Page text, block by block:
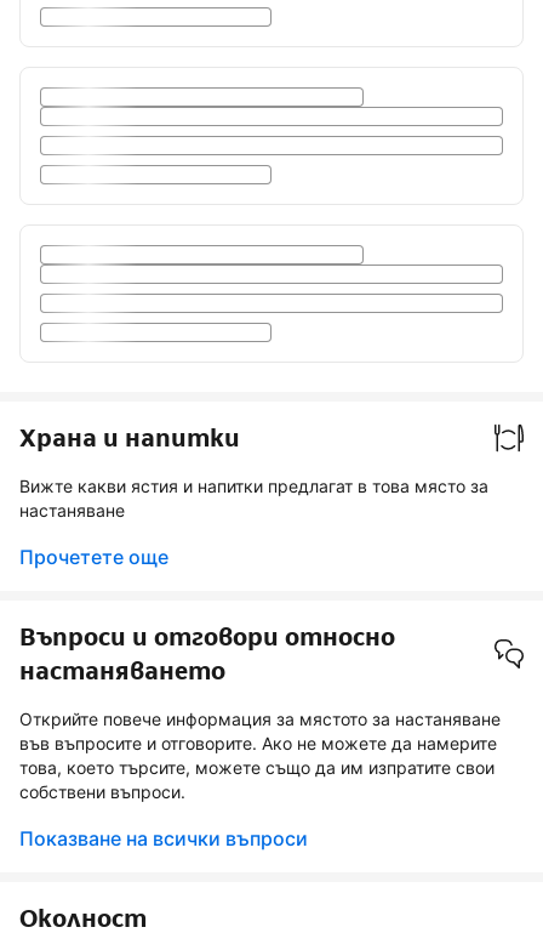
Храна и напитки
Вижте какви ястия и напитки предлагат в това място за
настаняване
Прочетете още
Въпроси и отговори относно
настаняването
Открийте повече информация за мястото за настаняване
във въпросите и отговорите. Ако не можете да намерите
това, което търсите, можете също да им изпратите свои
собствени въпроси.
Показване на всички въпроси
Околност